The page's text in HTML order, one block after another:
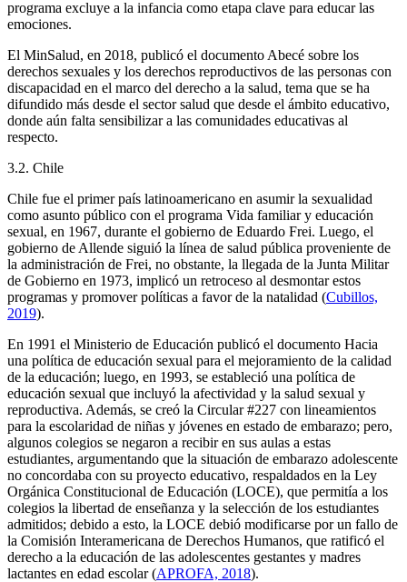
programa excluye a la infancia como etapa clave para educar las
emociones.
El MinSalud, en 2018, publicó el documento Abecé sobre los
derechos sexuales y los derechos reproductivos de las personas con
discapacidad en el marco del derecho a la salud, tema que se ha
difundido más desde el sector salud que desde el ámbito educativo,
donde aún falta sensibilizar a las comunidades educativas al
respecto.
3.2. Chile
Chile fue el primer país latinoamericano en asumir la sexualidad
como asunto público con el programa Vida familiar y educación
sexual, en 1967, durante el gobierno de Eduardo Frei. Luego, el
gobierno de Allende siguió la línea de salud pública proveniente de
la administración de Frei, no obstante, la llegada de la Junta Militar
de Gobierno en 1973, implicó un retroceso al desmontar estos
programas y promover políticas a favor de la natalidad (Cubillos,
2019).
En 1991 el Ministerio de Educación publicó el documento Hacia
una política de educación sexual para el mejoramiento de la calidad
de la educación; luego, en 1993, se estableció una política de
educación sexual que incluyó la afectividad y la salud sexual y
reproductiva. Además, se creó la Circular #227 con lineamientos
para la escolaridad de niñas y jóvenes en estado de embarazo; pero,
algunos colegios se negaron a recibir en sus aulas a estas
estudiantes, argumentando que la situación de embarazo adolescente
no concordaba con su proyecto educativo, respaldados en la Ley
Orgánica Constitucional de Educación (LOCE), que permitía a los
colegios la libertad de enseñanza y la selección de los estudiantes
admitidos; debido a esto, la LOCE debió modificarse por un fallo de
la Comisión Interamericana de Derechos Humanos, que ratificó el
derecho a la educación de las adolescentes gestantes y madres
lactantes en edad escolar (APROFA, 2018).